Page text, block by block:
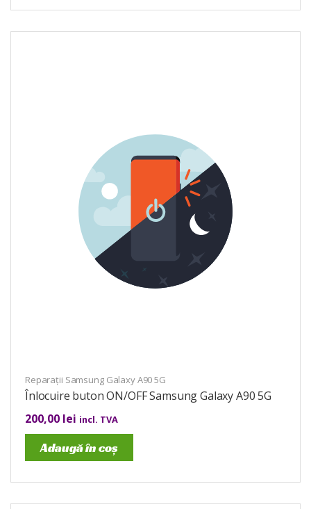
Reparații Samsung Galaxy A90 5G
Înlocuire buton ON/OFF Samsung Galaxy A90 5G
200,00 lei incl. TVA
Adaugă în coș